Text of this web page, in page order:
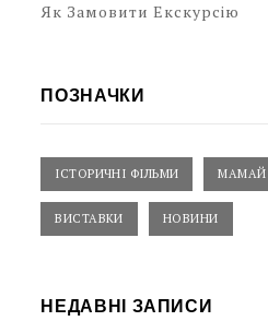
Як Замовити Екскурсію
ПОЗНАЧКИ
ІСТОРИЧНІ ФІЛЬМИ МАМАЙ
ВИСТАВКИ НОВИНИ
НЕДАВНІ ЗАПИСИ